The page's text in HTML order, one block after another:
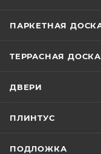
ПАРКЕТНАЯ
ТЕРРАСНАЯ ДОСКА
ДВЕРИ
ПЛИНТУС
ПОДЛОЖКА